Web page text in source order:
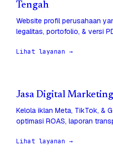
Tengah
Website profil perusahaan
legalitas, portofolio, & versi
Lihat layanan →
Jasa Digital
Kelola iklan Meta, TikTok, &
optimasi ROAS, laporan
Lihat layanan →